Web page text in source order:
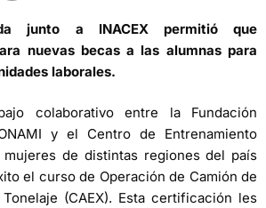
junto a INACEX permitió que
nuevas becas a las alumnas para
laborales.
colaborativo entre la Fundación
y el Centro de Entrenamiento
mujeres de distintas regiones del país
el curso de Operación de Camión de
(CAEX). Esta certificación les